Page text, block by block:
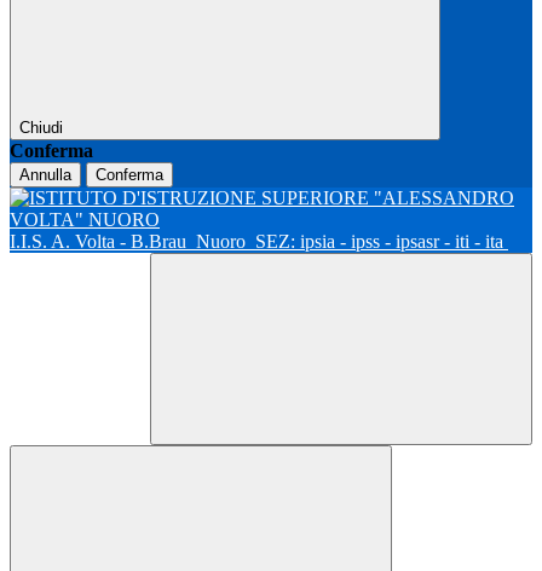
Chiudi
Conferma
Annulla Conferma
I.I.S. A. Volta - B.Brau Nuoro SEZ: ipsia - ipss - ipsasr - iti - ita